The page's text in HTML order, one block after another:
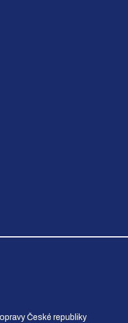
České republiky